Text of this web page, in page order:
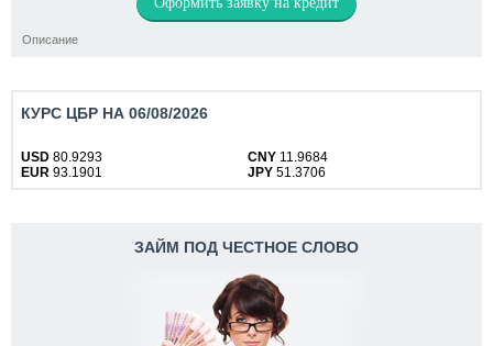
Описание
КУРС ЦБР НА 06/08/2026
USD 80.9293 CNY 11.9684
EUR 93.1901 JPY 51.3706
ЗАЙМ ПОД ЧЕСТНОЕ СЛОВО